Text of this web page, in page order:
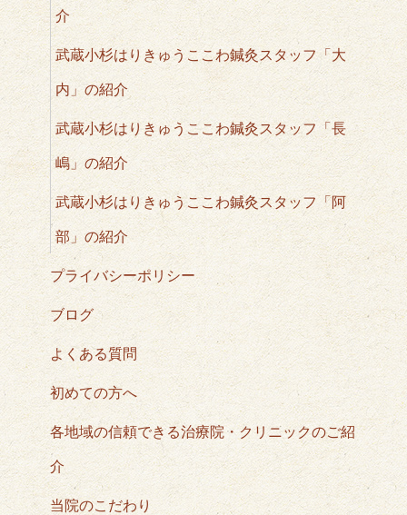
介
武蔵小杉はりきゅうここわ鍼灸スタッフ「大
内」の紹介
武蔵小杉はりきゅうここわ鍼灸スタッフ「長
嶋」の紹介
武蔵小杉はりきゅうここわ鍼灸スタッフ「阿
部」の紹介
プライバシーポリシー
ブログ
よくある質問
初めての方へ
各地域の信頼できる治療院・クリニックのご紹
介
当院のこだわり